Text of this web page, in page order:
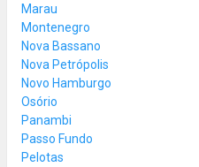
Marau
Montenegro
Nova Bassano
Nova Petrópolis
Novo Hamburgo
Osório
Panambi
Passo Fundo
Pelotas